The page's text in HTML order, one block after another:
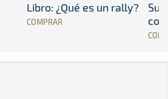
Libro: ¿Qué es un rally?
COMPRAR